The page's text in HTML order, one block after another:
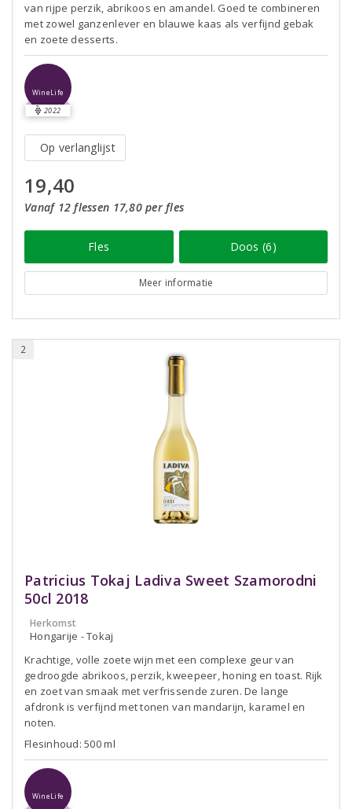
van rijpe perzik, abrikoos en amandel. Goed te combineren
met zowel ganzenlever en blauwe kaas als verfijnd gebak
en zoete desserts.
WineLife
2022
Op verlanglijst
19,40
Vanaf 12 flessen 17,80 per fles
Fles Doos (6)
Meer informatie
2
Patricius Tokaj Ladiva Sweet Szamorodni
50cl 2018
Herkomst
Hongarije - Tokaj
Krachtige, volle zoete wijn met een complexe geur van
gedroogde abrikoos, perzik, kweepeer, honing en toast. Rijk
en zoet van smaak met verfrissende zuren. De lange
afdronk is verfijnd met tonen van mandarijn, karamel en
noten.
Flesinhoud: 500 ml
WineLife